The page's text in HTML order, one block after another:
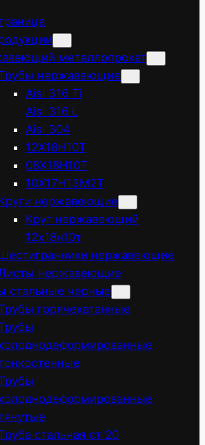
металлопрокат
нержавеющие
Aisi 316 Ti
Aisi 316 L
Aisi 304
12Х18Н10Т
08Х18Н10Т
10Х17Н13М2Т
нержавеющие
Круг нержавеющий
12х18н10т
нержавеющие
нержавеющие
стальные черные
горячекатанные
стальная ст 20